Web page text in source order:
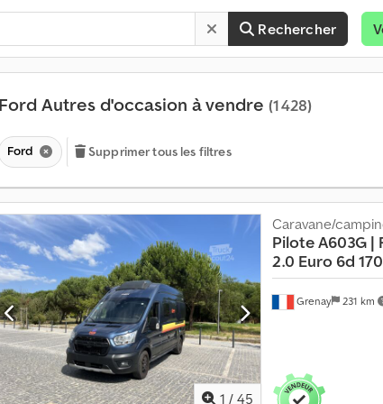
Rechercher
Ford Autres d'occasion à vendre (1 428)
Ford Supprimer tous les filtres
1 / 45
Grenay 231 km
Caravane/
Pilote A603G |
2.0 Euro 6d
P
e